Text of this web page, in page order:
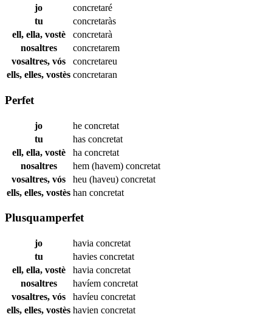
jo
concretaré
tu
concretaràs
ell, ella, vostè
concretarà
nosaltres
concretarem
vosaltres, vós
concretareu
ells, elles, vostès concretaran
Perfet
jo he concretat
tu
has concretat
ell, ella, vostè
ha concretat
nosaltres
hem (havem) concretat
vosaltres, vós
heu (haveu) concretat
ells, elles, vostès han concretat
Plusquamperfet
jo havia concretat
tu
havies concretat
ell, ella, vostè
havia concretat
nosaltres
havíem concretat
vosaltres, vós
havíeu concretat
ells, elles, vostès havien concretat